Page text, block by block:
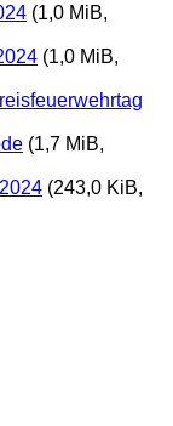
(1,0 MiB,
(1,0 MiB,
(1,7 MiB,
(243,0 KiB,